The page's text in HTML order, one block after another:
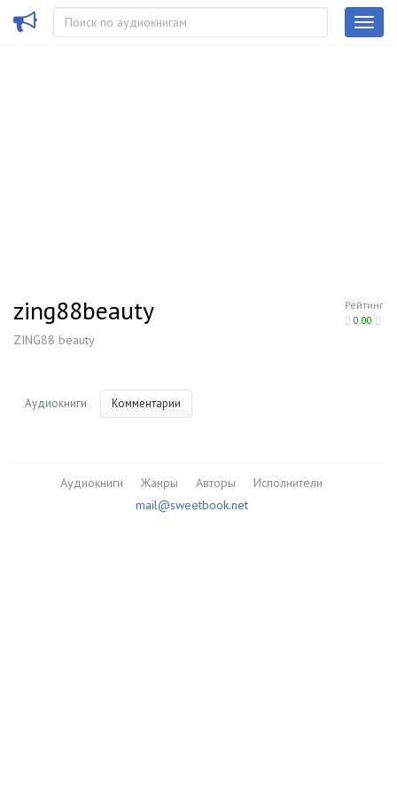
Рейтинг
0.00
zing88beauty
ZING88 beauty
Аудиокниги Комментарии
Аудиокниги Жанры Авторы
Исполнители
mail@sweetbook.net